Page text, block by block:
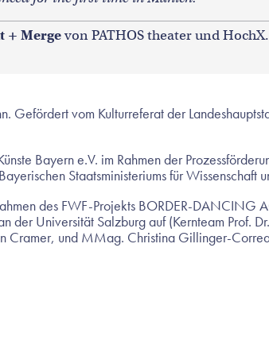
+ Mergevon PATHOS theater und HochX.
Gefördert vom Kulturreferat der
Bayern e.V. im Rahmen der
Staatsministeriums für Wissenschaft
des FWF-Projekts BORDER-DANCING
der Universität Salzburg auf (Kernteam Prof.
Cramer, und MMag. Christina Gillinger-